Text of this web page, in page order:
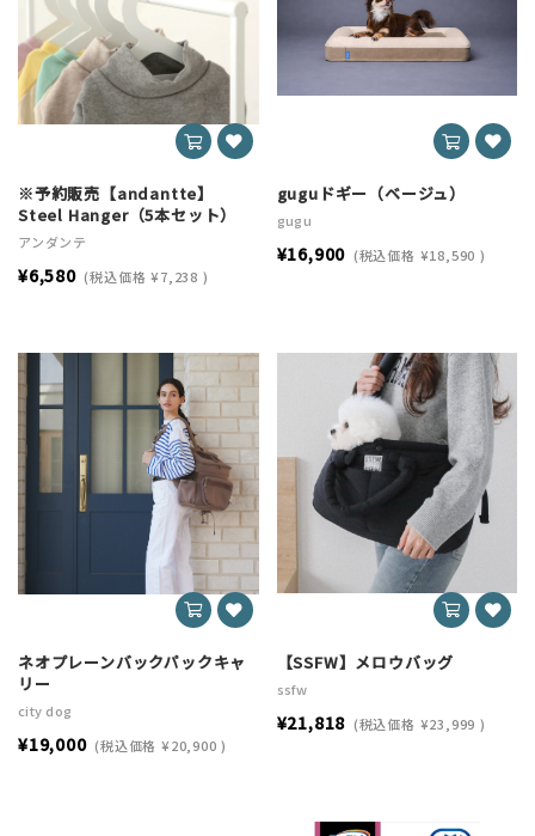
※予約販売【andantte】
Steel Hanger（5本セット）
アンダンテ
¥6,580 (税込価格 ¥7,238 )
guguドギー（ベージュ）
gugu
¥16,900 (税込価格 ¥18,590 )
ネオプレーンバックパックキャ
リー
city dog
¥19,000 (税込価格 ¥20,900 )
【SSFW】メロウバッグ
ssfw
¥21,818 (税込価格 ¥23,999 )